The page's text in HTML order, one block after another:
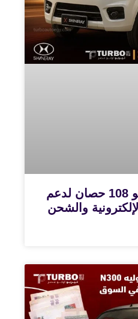
شينراي X30 كارجو 108 حصان لدعم
والشحن